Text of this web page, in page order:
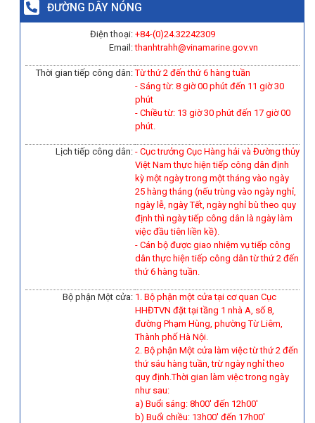
ĐƯỜNG DÂY NÓNG
Điện thoại:
Email:
+84-(0)24.32242309
thanhtrahh@vinamarine.gov.vn
Thời gian tiếp công dân:Từ thứ 2 đến thứ 6 hàng tuần
- Sáng từ: 8 giờ 00 phút đến 11 giờ 30
phút
- Chiều từ: 13 giờ 30 phút đến 17 giờ 00
phút.
Lịch tiếp công dân: - Cục trưởng Cục Hàng hải và Đường thủy
Việt Nam thực hiện tiếp công dân định
kỳ một ngày trong một tháng vào ngày
25 hàng tháng (nếu trùng vào ngày nghỉ,
ngày lễ, ngày Tết, ngày nghỉ bù theo quy
định thì ngày tiếp công dân là ngày làm
việc đầu tiên liền kề).
- Cán bộ được giao nhiệm vụ tiếp công
dân thực hiện tiếp công dân từ thứ 2 đến
thứ 6 hàng tuần.
Bộ phận Một cửa: 1. Bộ phận một cửa tại cơ quan Cục
HHĐTVN đặt tại tầng 1 nhà A, số 8,
đường Phạm Hùng, phường Từ Liêm,
Thành phố Hà Nội.
2. Bộ phận Một cửa làm việc từ thứ 2 đến
thứ sáu hàng tuần, trừ ngày nghỉ theo
quy định.Thời gian làm việc trong ngày
như sau:
a) Buổi sáng: 8h00' đến 12h00'
b) Buổi chiều: 13h00' đến 17h00'